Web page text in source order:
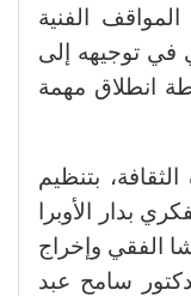
الفنية
في توجيهه إلى
انطلاق مهمة
بتنظيم
بدار الأوبرا
الفقي وإخراج
سامح عبد